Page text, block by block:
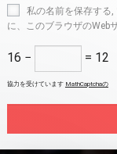
私の名前を保存する
に、このブラウザのWeb
16 − = 12
協力を受けています MathCaptchaの